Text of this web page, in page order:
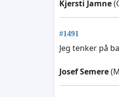
Kjersti Jamne
#1491
Jeg tenker på
Josef Semere